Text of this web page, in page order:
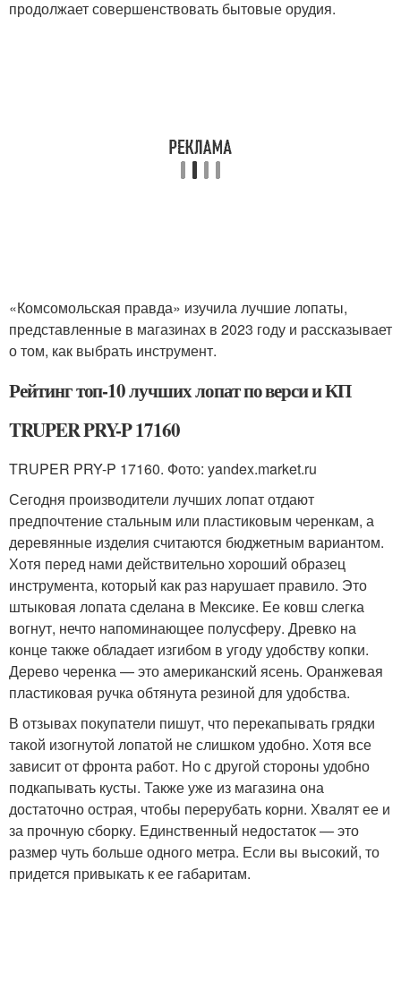
продолжает совершенствовать бытовые орудия.
«Комсомольская правда» изучила лучшие лопаты,
представленные в магазинах в 2023 году и рассказывает
о том, как выбрать инструмент.
Рейтинг топ-10 лучших лопат по верси и КП
TRUPER PRY-P 17160
TRUPER PRY-P 17160. Фото: yandex.market.ru
Сегодня производители лучших лопат отдают
предпочтение стальным или пластиковым черенкам, а
деревянные изделия считаются бюджетным вариантом.
Хотя перед нами действительно хороший образец
инструмента, который как раз нарушает правило. Это
штыковая лопата сделана в Мексике. Ее ковш слегка
вогнут, нечто напоминающее полусферу. Древко на
конце также обладает изгибом в угоду удобству копки.
Дерево черенка — это американский ясень. Оранжевая
пластиковая ручка обтянута резиной для удобства.
В отзывах покупатели пишут, что перекапывать грядки
такой изогнутой лопатой не слишком удобно. Хотя все
зависит от фронта работ. Но с другой стороны удобно
подкапывать кусты. Также уже из магазина она
достаточно острая, чтобы перерубать корни. Хвалят ее и
за прочную сборку. Единственный недостаток — это
размер чуть больше одного метра. Если вы высокий, то
придется привыкать к ее габаритам.